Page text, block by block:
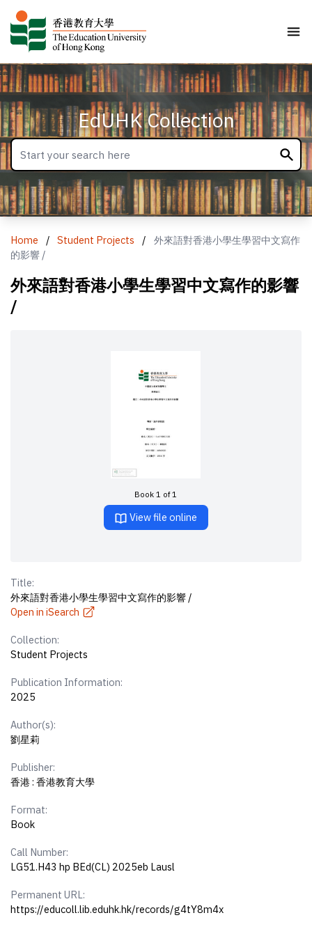
EdUHK Collection
Home / Student Projects /
外來語對香港小學生學習中文寫作
的影響 /
外來語對香港小學生學習中文寫作的影響
/
Book 1 of 1
View file online
Title:
外來語對香港小學生學習中文寫作的影響 /
Open in iSearch
Collection:
Student Projects
Publication Information:
2025
Author(s):
劉星莉
Publisher:
香港 : 香港教育大學
Format:
Book
Call Number:
LG51.H43 hp BEd(CL) 2025eb Lausl
Permanent URL:
https://educoll.lib.eduhk.hk/records/g4tY8m4x